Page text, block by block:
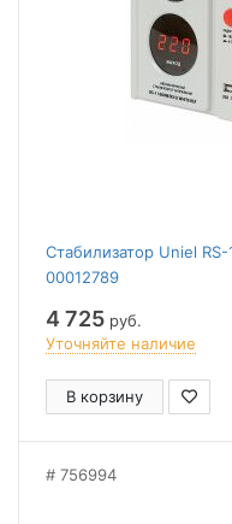
Стабилизатор Uniel RS-
00012789
4 725 руб.
Уточняйте наличие
В корзину
756994